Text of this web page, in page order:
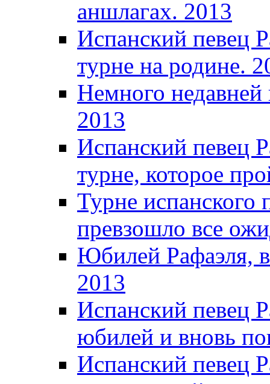
аншлагах. 2013
Испанский певец
турне на родине.
Немного
2013
Испанский певец
турне, которое
Турне
превзошло все
Юбилей Рафаэля,
2013
Испанский певец
юбилей и вновь
Испанский певец